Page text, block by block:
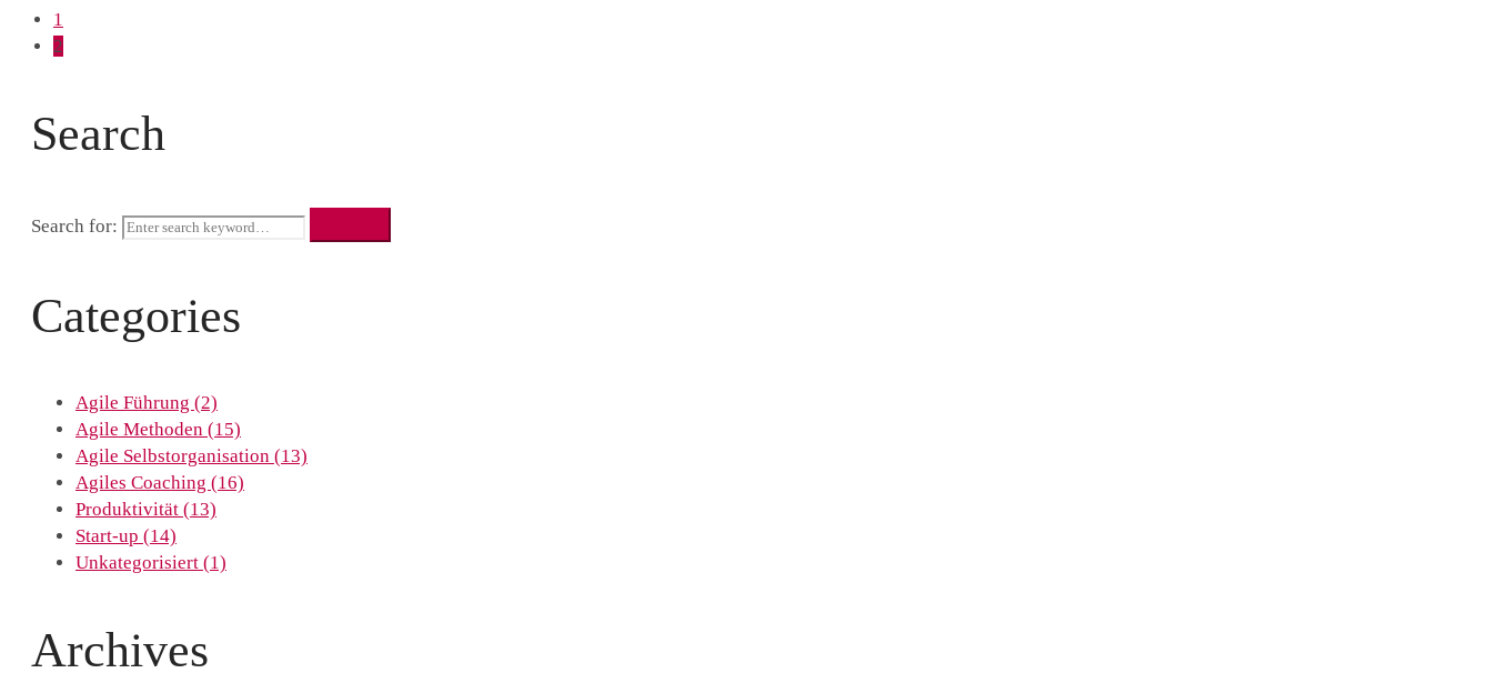
1
2
Search
Search for:
Categories
Agile Führung (2)
Agile Methoden (15)
Agile Selbstorganisation (13)
Agiles Coaching (16)
Produktivität (13)
Start-up (14)
Unkategorisiert (1)
Archives